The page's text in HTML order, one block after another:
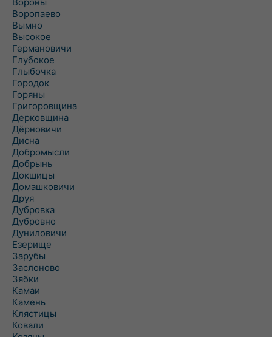
Воропаево
Вымно
Высокое
Германовичи
Глубокое
Глыбочка
Городок
Горяны
Григоровщина
Дерковщина
Дёрновичи
Дисна
Добромысли
Добрынь
Докшицы
Домашковичи
Друя
Дубровка
Дубровно
Дуниловичи
Езерище
Зарубы
Заслоново
Зябки
Камаи
Камень
Клястицы
Ковали